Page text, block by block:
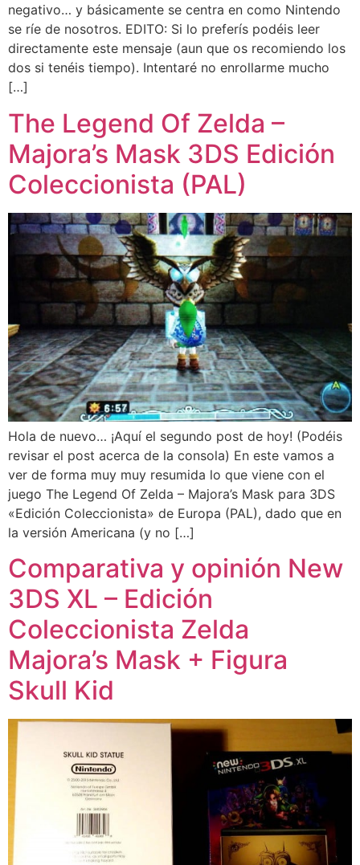
negativo… y básicamente se centra en como Nintendo
se ríe de nosotros. EDITO: Si lo preferís podéis leer
directamente este mensaje (aun que os recomiendo los
dos si tenéis tiempo). Intentaré no enrollarme mucho
[…]
The Legend Of Zelda –
Majora’s Mask 3DS Edición
Coleccionista (PAL)
Hola de nuevo… ¡Aquí el segundo post de hoy! (Podéis
revisar el post acerca de la consola) En este vamos a
ver de forma muy muy resumida lo que viene con el
juego The Legend Of Zelda – Majora’s Mask para 3DS
«Edición Coleccionista» de Europa (PAL), dado que en
la versión Americana (y no […]
Comparativa y opinión New
3DS XL – Edición
Coleccionista Zelda
Majora’s Mask + Figura
Skull Kid